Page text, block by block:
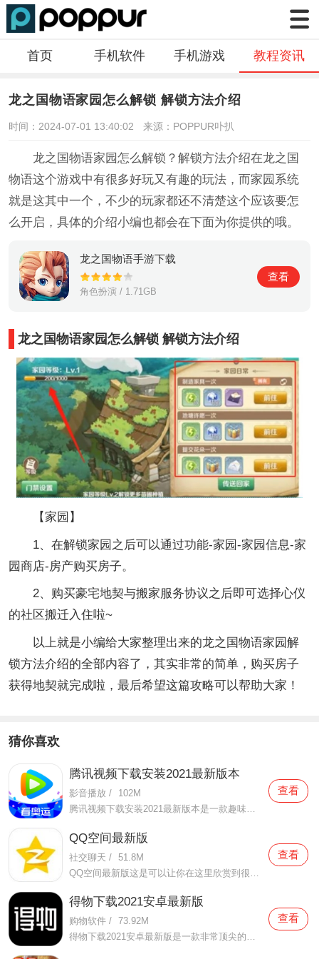
首页 手机软件 手机游戏 教程资讯
龙之国物语家园怎么解锁 解锁方法介绍
时间：2024-07-01 13:40:02 来源：POPPUR卟扒
龙之国物语家园怎么解锁？解锁方法介绍在龙之国
物语这个游戏中有很多好玩又有趣的玩法，而家园系统
就是这其中一个，不少的玩家都还不清楚这个应该要怎
么开启，具体的介绍小编也都会在下面为你提供的哦。
龙之国物语手游下载
角色扮演 / 1.71GB
查看
龙之国物语家园怎么解锁 解锁方法介绍
【家园】
1、在解锁家园之后可以通过功能-家园-家园信息-家
园商店-房产购买房子。
2、购买豪宅地契与搬家服务协议之后即可选择心仪
的社区搬迁入住啦~
以上就是小编给大家整理出来的龙之国物语家园解
锁方法介绍的全部内容了，其实非常的简单，购买房子
获得地契就完成啦，最后希望这篇攻略可以帮助大家！
猜你喜欢
腾讯视频下载安装2021最新版本
影音播放 /
102M
腾讯视频下载安装2021最新版本是一款趣味性非常强的手机视频播放软件。在这款腾讯视频下载安装2021最新版本有很多当下热播的影片资源，在这里面可以看到有很多的精彩的影片，你想要观看的电视剧、电影、综艺、动漫等等统统都汇聚在这里面，影片的内容也都是非常丰富的，用户们
查看
QQ空间最新版
社交聊天 / 51.8M
查看
得物下载2021安卓最新版
购物软件 / 73.92M
得物下载2021安卓最新版是一款非常顶尖的潮流购物软件。在这款得物下载2021安卓最新版中拥有非常多当下潮流的时尚单品以及各种各样的球鞋，在这里为了让用户们在购买的时候可以放心，你所购买的每一件商品都会经过专业的鉴定，这里面汇聚了数百位专业的鉴定师会对你所购买的商
查看